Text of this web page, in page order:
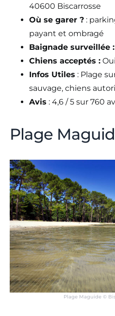
40600 Biscarrosse
Où se garer ? :
payant et ombragé
Baignade surveillée :
Chiens acceptés : Oui
Infos Utiles : Plage
sauvage, chiens
Avis : 4,6 / 5 sur 760
Plage
Plage Maguide ©